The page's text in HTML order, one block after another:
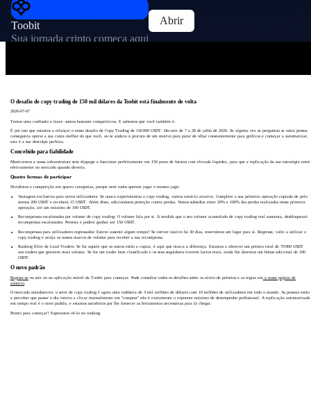
Toobit
Sua jornada cripto começa aqui
Abrir
O desafio de copy trading de 150 mil dólares da Toobit está finalmente de volta
2026-07-07
Temos uma confissão a fazer: somos bastante competitivos. E sabemos que você também é.
É por isso que estamos a relançar o nosso desafio de Copy Trading de 150 000 USDT. Decorre de 7 a 28 de julho de 2026. Se alguma vez se perguntou se outra pessoa
conseguiria operar a sua conta melhor do que você, ou se andava à procura de um motivo para parar de olhar constantemente para gráficos e começar a automatizar,
esta é a sua desculpa perfeita.
Concebido para fiabilidade
Mantivemos a nossa infraestrutura sem slippage a funcionar perfeitamente em 150 pares de futuros com elevada liquidez, para que a replicação da sua estratégia entre
efetivamente no mercado quando deveria.
Quatro formas de participar
Dividimos a competição em quatro categorias, porque nem todos querem jogar o mesmo jogo:
Vantagens exclusivas para novos utilizadores: Se nunca experimentou o copy trading, vamos torná-lo atrativo. Complete a sua primeira operação copiada de pelo
menos 200 USDT e receberá 15 USDT. Além disso, adicionámos proteção contra perdas. Vamos subsidiar entre 20% e 100% das perdas realizadas nessa primeira
operação, até um máximo de 100 USDT.
Recompensas escalonadas por volume de copy trading: O volume fala por si. À medida que o seu volume acumulado de copy trading real aumenta, desbloqueará
recompensas escalonadas. Persista e poderá ganhar até 150 USDT.
Recompensas para utilizadores regressados: Esteve ausente algum tempo? Se estiver inativo há 30 dias, reservámos um lugar para si. Regresse, volte a utilizar o
copy trading e atinja os nossos marcos de volume para receber a sua recompensa.
Ranking Elite de Lead Traders: Se for aquele que os outros estão a copiar, é aqui que marca a diferença. Estamos a oferecer um prémio total de 70 000 USDT
aos traders que gerarem mais volume. Se for um trader bem classificado e os seus seguidores tiverem lucros reais, ainda lhe daremos um bónus adicional de 100
USDT.
O novo padrão
Registe-seno site ou na aplicação móvel da Toobit para começar. Pode consultar todos os detalhes sobre os níveis de prémios e as regras em a nossa página de
anúncio.
O mercado amadureceu: o setor de copy trading é agora uma indústria de 3 mil milhões de dólares com 10 milhões de utilizadores em todo o mundo. As pessoas estão
a perceber que passar o dia inteiro a clicar manualmente em "comprar" não é exatamente o expoente máximo de desempenho profissional. A replicação automatizada
em tempo real é o novo padrão, e estamos satisfeitos por lhe fornecer as ferramentas necessárias para lá chegar.
Pronto para começar? Esperamos vê-lo no ranking.